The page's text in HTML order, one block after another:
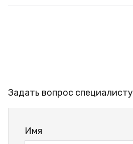
Задать вопрос специалисту
Имя